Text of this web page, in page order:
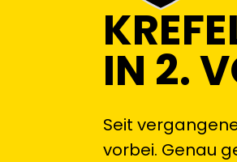
IN 2.
Seit
vorbei. Genau